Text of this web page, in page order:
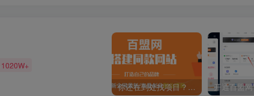
1020W+
你还在到处找项目？还在当韭菜？我靠卖项目一个月收入5万+，曾经我也是个失败者。